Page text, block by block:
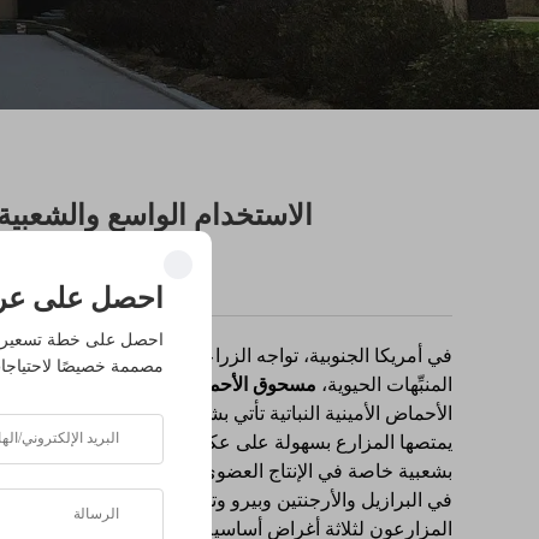
الاستخدام الواسع والشعبية
في أمريكا الجنوبية، تواجه الزراعة الحديثة تحديين
المنبِّهات الحيوية، مسحوق الأحماض الأمينية المشتقة من
الأحماض الأمينية النباتية تأتي بشكل طبيعي من فول
يمتصها المزارع بسهولة على عكس الأحماض الأمينية من
بشعبية خاصة في الإنتاج العضوي والموجهة للتصدير.
في البرازيل والأرجنتين وبيرو وتشيلي، يتم استخدام 75% من الأحماض الأمينية النباتية على نطاق واسع في
المزارعون لثلاثة أغراض أساسية:
احصل على
احصل على خطة
مصممة خصيصًا